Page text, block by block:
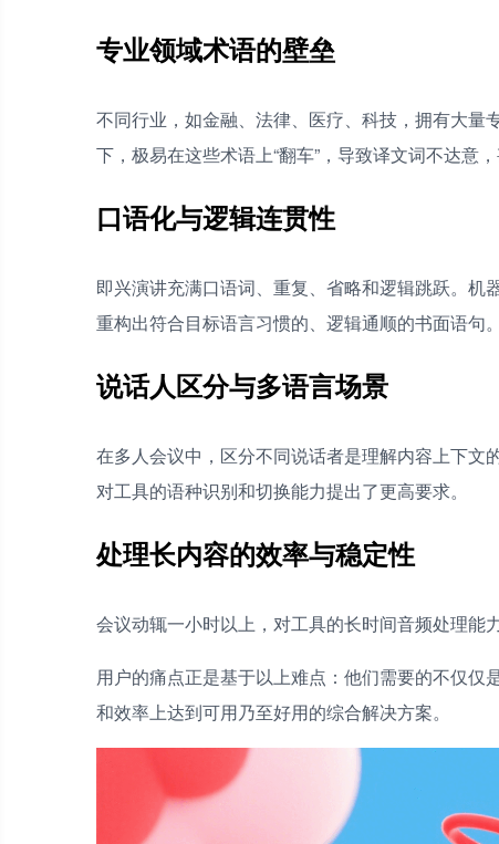
专业领域术语的壁垒
不同行业，如金融、法律、医疗、科技，拥有大
下，极易在这些术语上“翻车”，导致译文词不达意，
口语化与逻辑连贯性
即兴演讲充满口语词、重复、省略和逻辑跳跃。机
重构出符合目标语言习惯的、逻辑通顺的书面语句。
说话人区分与多语言场景
在多人会议中，区分不同说话者是理解内容上下文
对工具的语种识别和切换能力提出了更高要求。
处理长内容的效率与稳定性
会议动辄一小时以上，对工具的长时间音频处理能
用户的痛点正是基于以上难点：他们需要的不仅仅
和效率上达到可用乃至好用的综合解决方案。